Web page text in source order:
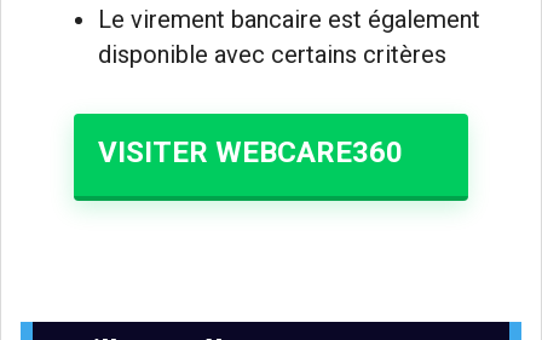
Le virement bancaire est également
disponible avec certains critères
VISITER WEBCARE360